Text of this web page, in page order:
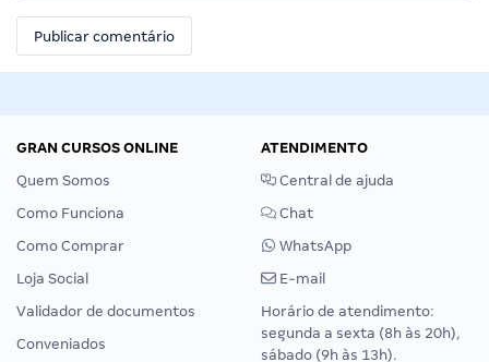
GRAN CURSOS ONLINE
Quem Somos
Como Funciona
Como Comprar
Loja Social
Validador de documentos
Conveniados
ATENDIMENTO
Central de ajuda
Chat
WhatsApp
E-mail
Horário de atendimento:
segunda a sexta (8h às 20h),
sábado (9h às 13h).